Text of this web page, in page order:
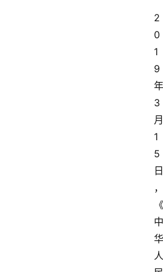
2
0
1
9
年
3
月
1
5
日
，
《
中
华
人